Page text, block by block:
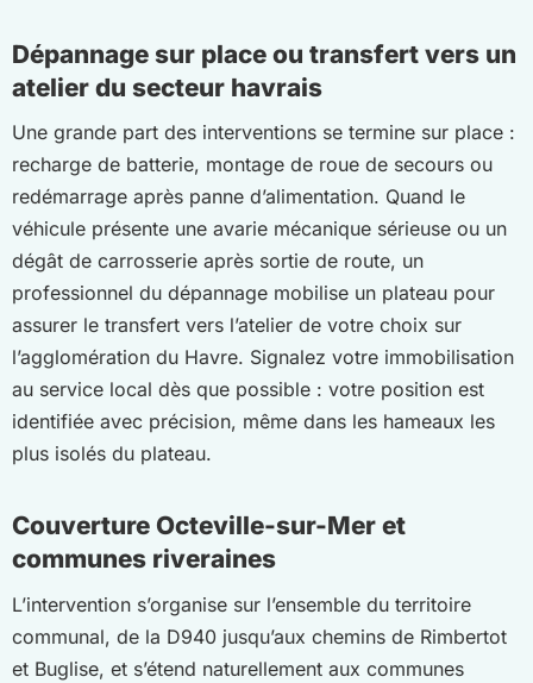
Dépannage sur place ou transfert vers un
atelier du secteur havrais
Une grande part des interventions se termine sur place :
recharge de batterie, montage de roue de secours ou
redémarrage après panne d’alimentation. Quand le
véhicule présente une avarie mécanique sérieuse ou un
dégât de carrosserie après sortie de route, un
professionnel du dépannage mobilise un plateau pour
assurer le transfert vers l’atelier de votre choix sur
l’agglomération du Havre. Signalez votre immobilisation
au service local dès que possible : votre position est
identifiée avec précision, même dans les hameaux les
plus isolés du plateau.
Couverture Octeville-sur-Mer et
communes riveraines
L’intervention s’organise sur l’ensemble du territoire
communal, de la D940 jusqu’aux chemins de Rimbertot
et Buglise, et s’étend naturellement aux communes